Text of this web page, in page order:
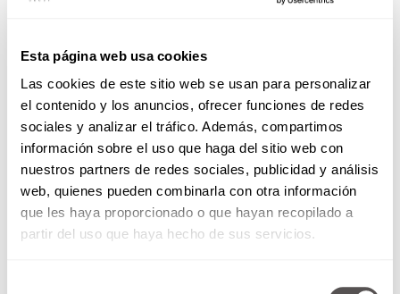
Esta página web usa cookies
Las cookies de este sitio web se usan para personalizar
el contenido y los anuncios, ofrecer funciones de redes
sociales y analizar el tráfico. Además, compartimos
información sobre el uso que haga del sitio web con
nuestros partners de redes sociales, publicidad y análisis
web, quienes pueden combinarla con otra información
que les haya proporcionado o que hayan recopilado a
partir del uso que haya hecho de sus servicios.
Solo son los más comunes, imagínate cuántos
más existen. A largo plazo,los más
preocupantes son los digestivos. Además de
perder calcio y magnesio que ayudan a la
salud de los huesos.
Si tienes uno o más síntomas te recomendamos
checar cuáles son los productos que estás
consumiendo en el día, y ahora sí, a contar la
Recuerda que